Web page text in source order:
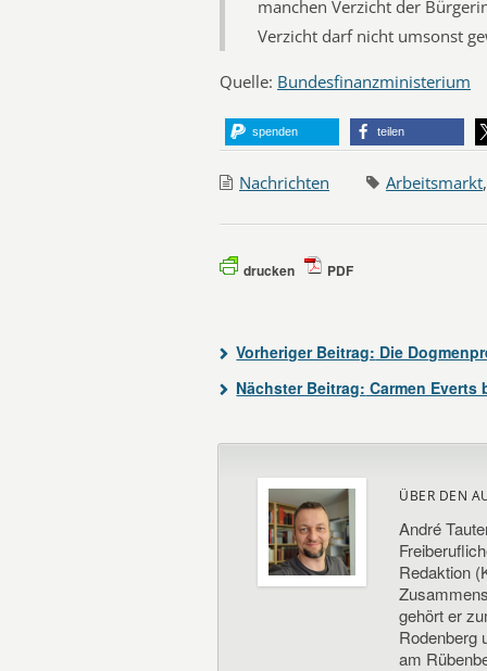
manchen Verzicht der
Verzicht darf nicht umsonst
Quelle: Bundesfinanzministerium
spenden teilen
Nachrichten Arbeitsmarkt
drucken PDF
Vorheriger Beitrag: Die
Nächster Beitrag: Carmen
ÜBER DEN
André
Redaktion
gehört er
Rodenberg
am